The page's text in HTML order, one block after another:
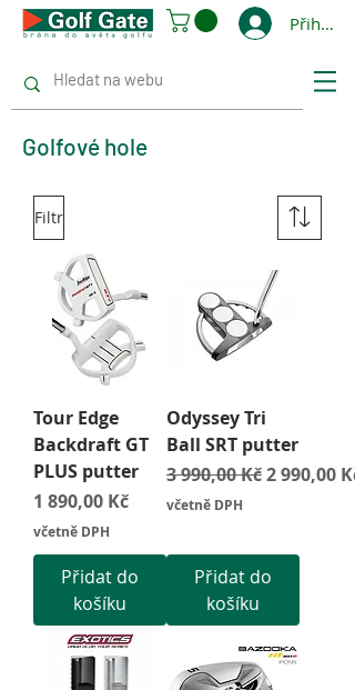
Přihlásit
Golfové hole
Filtr
Tour Edge
Backdraft GT
PLUS putter
Cena
1 890,00 Kč
včetně DPH
Přidat do
košíku
Odyssey Tri
Ball SRT putter
Běžná cena
3 990,00 Kč2 990,00 Kč
včetně DPH
Přidat do
košíku